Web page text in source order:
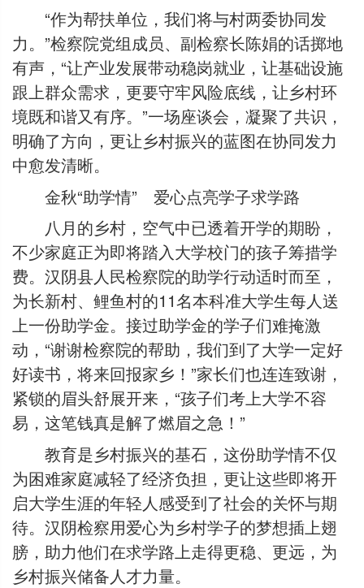
“作为帮扶单位，我们将与村两委协同发
力。”检察院党组成员、副检察长陈娟的话掷地
有声，“让产业发展带动稳岗就业，让基础设施
跟上群众需求，更要守牢风险底线，让乡村环
境既和谐又有序。”一场座谈会，凝聚了共识，
明确了方向，更让乡村振兴的蓝图在协同发力
中愈发清晰。
金秋“助学情” 爱心点亮学子求学路
八月的乡村，空气中已透着开学的期盼，
不少家庭正为即将踏入大学校门的孩子筹措学
费。汉阴县人民检察院的助学行动适时而至，
为长新村、鲤鱼村的11名本科准大学生每人送
上一份助学金。接过助学金的学子们难掩激
动，“谢谢检察院的帮助，我们到了大学一定好
好读书，将来回报家乡！”家长们也连连致谢，
紧锁的眉头舒展开来，“孩子们考上大学不容
易，这笔钱真是解了燃眉之急！”
教育是乡村振兴的基石，这份助学情不仅
为困难家庭减轻了经济负担，更让这些即将开
启大学生涯的年轻人感受到了社会的关怀与期
待。汉阴检察用爱心为乡村学子的梦想插上翅
膀，助力他们在求学路上走得更稳、更远，为
乡村振兴储备人才力量。